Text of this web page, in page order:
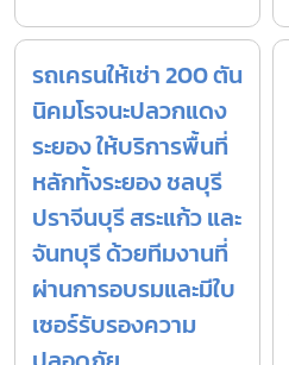
รถเครนให้เช่า 200 ตัน
นิคมโรจนะปลวกแดง
ระยอง ให้บริการพื้นที่
หลักทั้งระยอง ชลบุรี
ปราจีนบุรี สระแก้ว และ
จันทบุรี ด้วยทีมงานที่
ผ่านการอบรมและมีใบ
เซอร์รับรองความ